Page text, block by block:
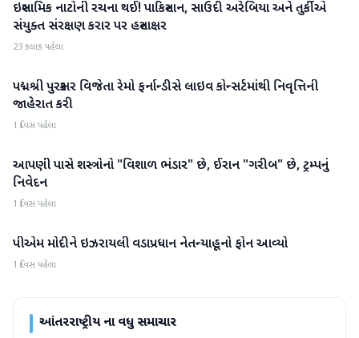
આંતરરાષ્ટ્રીય
ઇસ્લામિક નાટોની રચના થઈ! પાકિસ્તાન, સાઉદી અરેબિયા અને તુર્કીએ
સંયુક્ત સંરક્ષણ કરાર પર હસ્તાક્ષર
23 કલાક પહેલા
આંતરરાષ્ટ્રીય
પદ્મશ્રી પુરસ્કાર વિજેતા રેમો ફર્નાન્ડીસે લાઇવ કોન્સર્ટમાંથી નિવૃત્તિની
જાહેરાત કરી
1 દિવસ પહેલા
આંતરરાષ્ટ્રીય
આપણી પાસે શસ્ત્રોનો "વિશાળ ભંડાર" છે, ઈરાન "ગરીબ" છે, ટ્રમ્પનું
નિવેદન
1 દિવસ પહેલા
આંતરરાષ્ટ્રીય
પીએમ મોદીને ઇઝરાયલી વડાપ્રધાન નેતન્યાહૂનો ફોન આવ્યો
1 દિવસ પહેલા
આંતરરાષ્ટ્રીયના વધુ સમાચાર